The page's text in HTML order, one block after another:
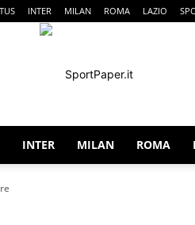
INTER MILAN ROMA LAZIO
INTER MILAN ROMA